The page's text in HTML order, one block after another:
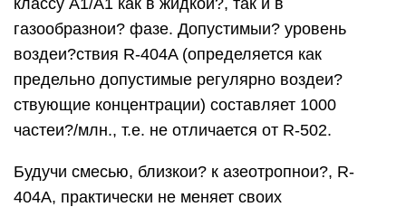
классу А1/А1 как в жидкои?, так и в
газообразнои? фазе. Допустимыи? уровень
воздеи?ствия R-404A (определяется как
предельно допустимые регулярно воздеи?
ствующие концентрации) составляет 1000
частеи?/млн., т.е. не отличается от R-502.
Будучи смесью, близкои? к азеотропнои?, R-
404A, практически не меняет своих